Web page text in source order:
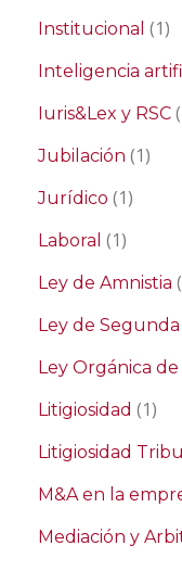
Institucional (1)
Inteligencia
Iuris&Lex y RSC
Jubilación (1)
Jurídico (1)
Laboral (1)
Ley de Amnistia
Ley de
Ley Orgánica
Litigiosidad (1)
Litigiosidad
M&A en la
Mediación y